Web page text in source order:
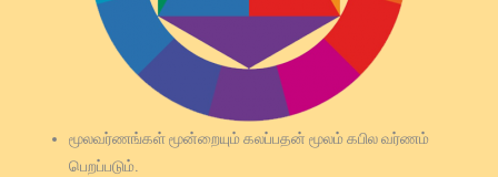
மூலவர்ணங்கள் மூன்றையும் கலப்பதன் மூலம் கபில வர்ணம்
பெறப்படும்.